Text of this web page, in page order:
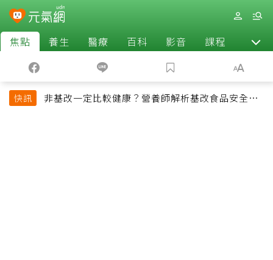
焦點 養生 醫療 百科 影音 課程 退休
快訊
非基改一定比較健康？營養師解析基改食品安全性